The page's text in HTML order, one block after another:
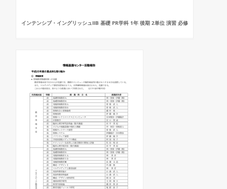
インテンシブ・イングリッシュIIB 基礎 PR学科 1年 後期 2単位 演習 必修